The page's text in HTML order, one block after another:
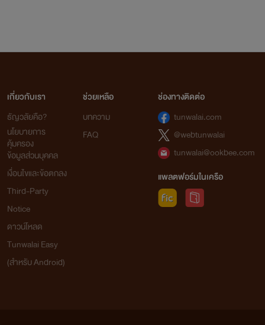
เกี่ยวกับเรา
ธัญวลัยคือ?
นโยบายการ
คุ้มครอง
ข้อมูลส่วนบุคคล
เงื่อนไขและข้อตกลง
Third-Party
Notice
ดาวน์โหลด
Tunwalai Easy
(สำหรับ Android)
ช่วยเหลือ
บทความ
FAQ
ช่องทางติดต่อ
tunwalai.com
@webtunwalai
tunwalai@ookbee.com
แพลตฟอร์มในเครือ